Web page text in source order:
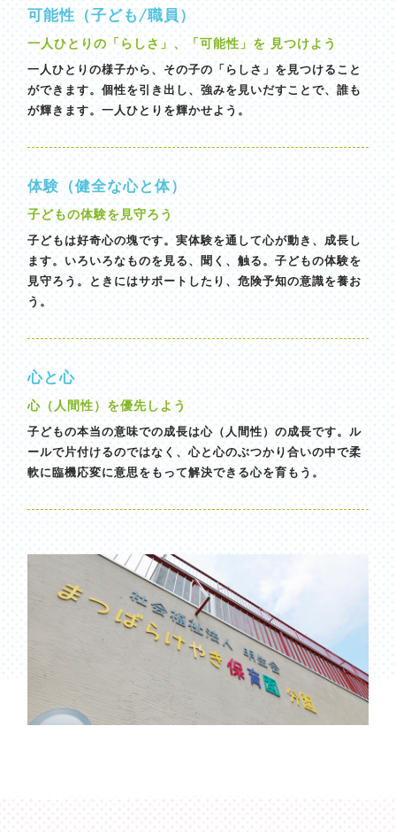
可能性（子ども/職員）
一人ひとりの「らしさ」、「可能性」を 見つけよう
一人ひとりの様子から、その子の「らしさ」を見つけること
ができます。個性を引き出し、強みを見いだすことで、誰も
が輝きます。一人ひとりを輝かせよう。
体験（健全な心と体）
子どもの体験を見守ろう
子どもは好奇心の塊です。実体験を通して心が動き、成長し
ます。いろいろなものを見る、聞く、触る。子どもの体験を
見守ろう。ときにはサポートしたり、危険予知の意識を養お
う。
心と心
心（人間性）を優先しよう
子どもの本当の意味での成長は心（人間性）の成長です。ル
ールで片付けるのではなく、心と心のぶつかり合いの中で柔
軟に臨機応変に意思をもって解決できる心を育もう。